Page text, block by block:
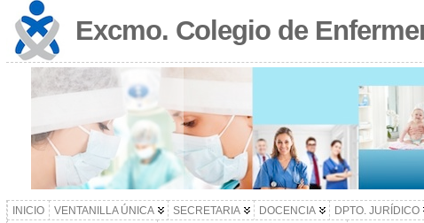
Excmo. Colegio de
INICIO VENTANILLA ÚNICA SECRETARIA DOCENCIA DPTO. JURÍDICO